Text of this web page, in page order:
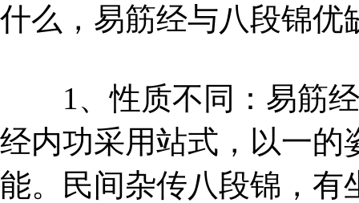
什么，易筋经与八段锦优
1、性质不同：易筋经
经内功采用站式，以一的
能。民间杂传八段锦，有